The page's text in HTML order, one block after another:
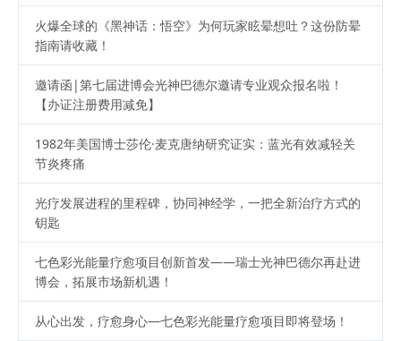
火爆全球的《黑神话：悟空》为何玩家眩晕想吐？这份防晕
指南请收藏！
邀请函|第七届进博会光神巴德尔邀请专业观众报名啦！
【办证注册费用减免】
1982年美国博士莎伦·麦克唐纳研究证实：蓝光有效减轻关
节炎疼痛
光疗发展进程的里程碑，协同神经学，一把全新治疗方式的
钥匙
七色彩光能量疗愈项目创新首发——瑞士光神巴德尔再赴进
博会，拓展市场新机遇！
从心出发，疗愈身心—七色彩光能量疗愈项目即将登场！